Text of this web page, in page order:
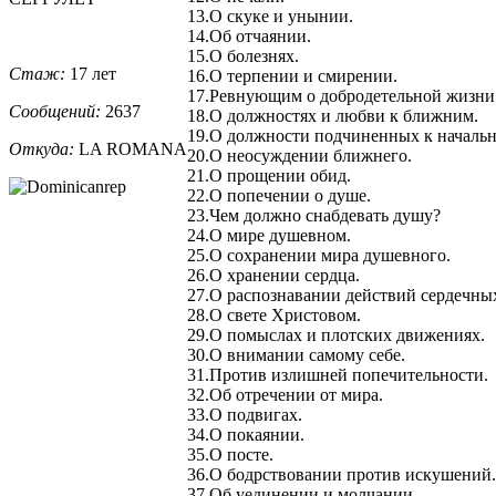
Стаж: 17 лет
Сообщений: 2637
Откуда: LA ROMANA
13.О скуке и унынии.
14.Об отчаянии.
15.О болезнях.
16.О терпении и смирении.
17.Ревнующим о добродетельной
18.О должностях и любви к ближним.
19.О должности подчиненных к
20.О неосуждении ближнего.
21.О прощении обид.
22.О попечении о душе.
23.Чем должно снабдевать душу?
24.О мире душевном.
25.О сохранении мира душевного.
26.О хранении сердца.
27.О распознавании действий
28.О свете Христовом.
29.О помыслах и плотских движениях.
30.О внимании самому себе.
31.Против излишней попечительности.
32.Об отречении от мира.
33.О подвигах.
34.О покаянии.
35.О посте.
36.О бодрствовании против искушений.